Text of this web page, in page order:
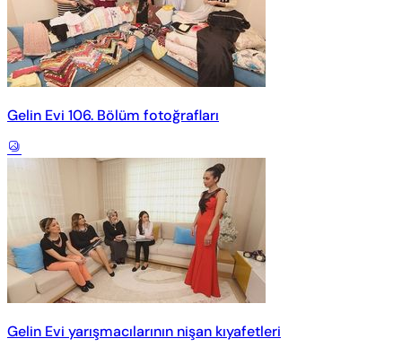
Gelin Evi 106. Bölüm fotoğrafları
Gelin Evi yarışmacılarının nişan kıyafetleri